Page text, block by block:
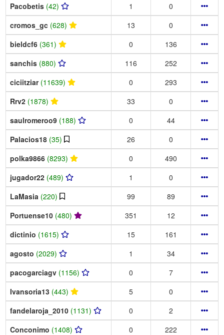
Pacobetis (42) 1
0
cromos_gc (628) 13
0
bieldcf6 (361) 0
136
sanchis (880) 116
252
ciciitziar (11639) 0
293
Rrv2 (1878) 33
0
saulromeroo9 (188) 0
44
Palacios18 (35) 26
0
polka9866 (8293) 0
490
jugador22 (489) 1
0
LaMasia (220) 99
89
Portuense10 (480) 351
12
dictinio (1615) 15
161
agosto (2029) 1
34
pacogarciagv (1156) 0
7
Ivansoria13 (443) 5
0
fandelaroja_2010 (1131) 0
2
Conconimo (1408) 0
222